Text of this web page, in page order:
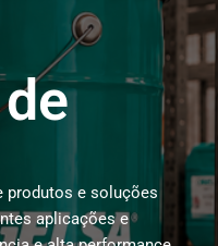
produtos e soluções
aplicações e